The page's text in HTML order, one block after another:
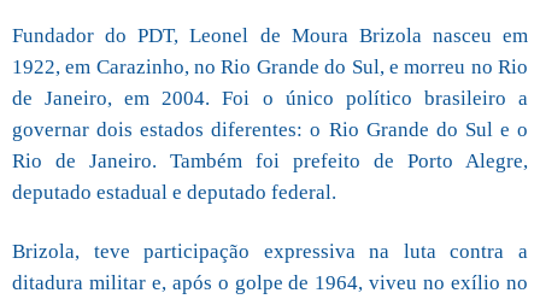
Fundador do PDT, Leonel de Moura Brizola nasceu em
1922, em Carazinho, no Rio Grande do Sul, e morreu no Rio
de Janeiro, em 2004. Foi o único político brasileiro a
governar dois estados diferentes: o Rio Grande do Sul e o
Rio de Janeiro. Também foi prefeito de Porto Alegre,
deputado estadual e deputado federal.
Brizola, teve participação expressiva na luta contra a
ditadura militar e, após o golpe de 1964, viveu no exílio no